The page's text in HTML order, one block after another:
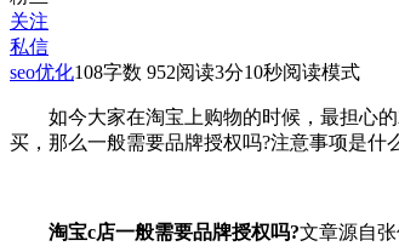
关注
私信
seo优化108字数 952阅读3分10秒阅读模式
如今大家在淘宝上购物的时候，最担心的
买，那么一般需要品牌授权吗?注意事项是什
淘宝c店一般需要品牌授权吗?文章源自张